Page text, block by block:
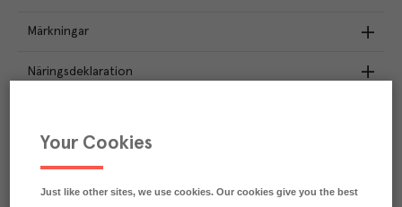
Märkningar
Näringsdeklaration
CO₂e/kg
utsläppen av 4.5 kg koldioxid.
Läs mer om hur vi beräknar klimatavtryck
Your Cookies
Just like other sites, we use cookies. Our cookies give you the best